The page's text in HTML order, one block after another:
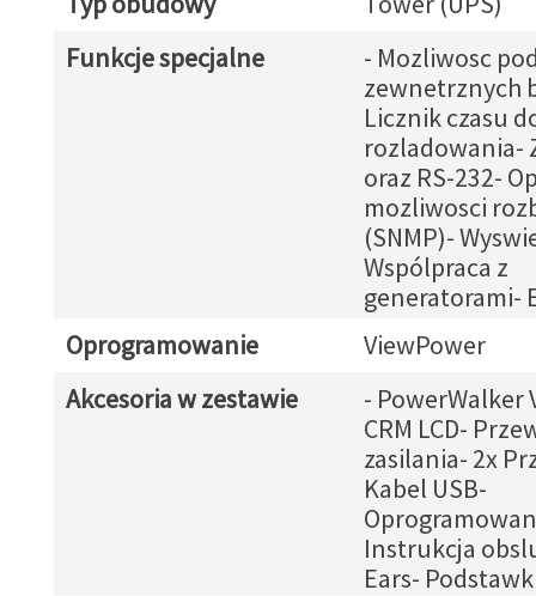
Funkcje specjalne
- Mozliwosc
zewnetrznych
Licznik czasu
rozladowania-
oraz RS-232-
mozliwosci
(SNMP)-
Wspólpraca z
generatorami-
Oprogramowanie
ViewPower
Akcesoria w zestawie
- PowerWalker
CRM LCD-
zasilania- 2x
Kabel USB-
Instrukcja
Ears-